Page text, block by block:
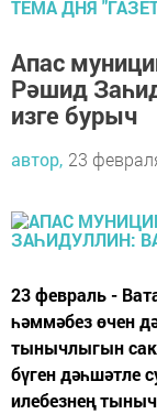
ТЕМА ДНЯ
Апас
Рәшид
изге бурыч
автор, 23
23 февраль -
һәммәбез өчен
тынычлыгын
бүген дәһшәтле
илебезнең